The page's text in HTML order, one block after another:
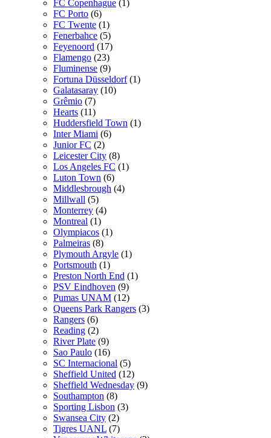
FC Copenhague (1)
FC Porto (6)
FC Twente (1)
Fenerbahce (5)
Feyenoord (17)
Flamengo (23)
Fluminense (9)
Fortuna Düsseldorf (1)
Galatasaray (10)
Grêmio (7)
Hearts (11)
Huddersfield Town (1)
Inter Miami (6)
Junior FC (2)
Leicester City (8)
Los Angeles FC (1)
Luton Town (6)
Middlesbrough (4)
Millwall (5)
Monterrey (4)
Montreal (1)
Olympiacos (1)
Palmeiras (8)
Plymouth Argyle (1)
Portsmouth (1)
Preston North End (1)
PSV Eindhoven (9)
Pumas UNAM (12)
Queens Park Rangers (3)
Rangers (6)
Reading (2)
River Plate (9)
Sao Paulo (16)
SC Internacional (5)
Sheffield United (12)
Sheffield Wednesday (9)
Southampton (8)
Sporting Lisbon (3)
Swansea City (2)
Tigres UANL (7)